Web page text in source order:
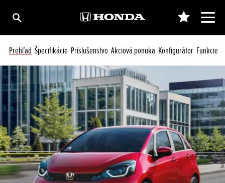
Prehľad Špecifikácie Príslušenstvo Akciová ponuka Konfigurátor Funkcie